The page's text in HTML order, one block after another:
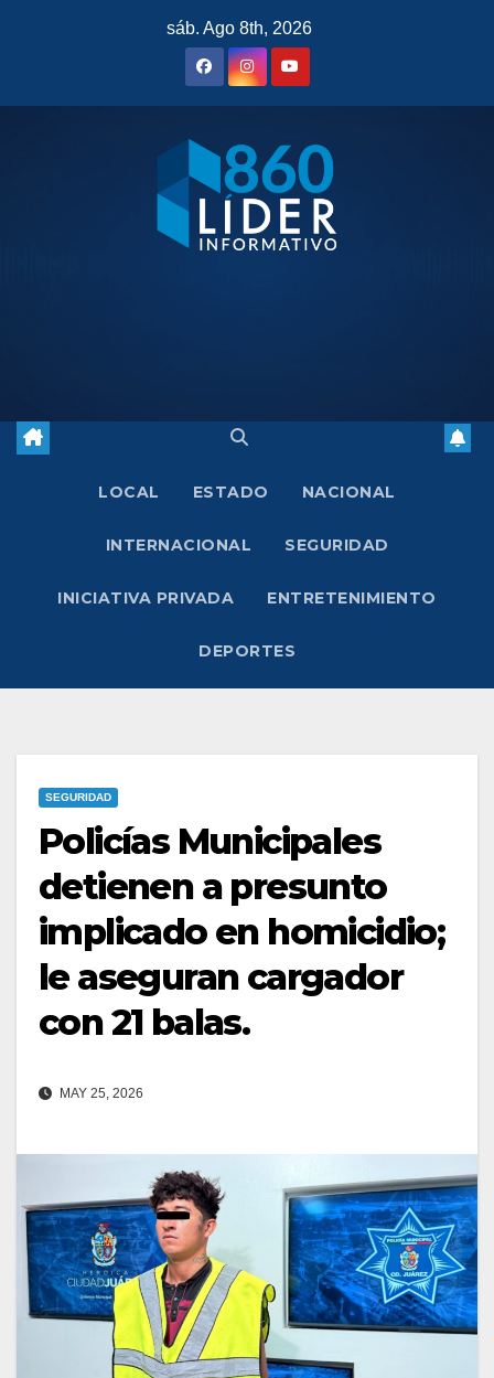
sáb. Ago 8th, 2026
LOCAL ESTADO NACIONAL
INTERNACIONAL SEGURIDAD
INICIATIVA PRIVADA ENTRETENIMIENTO
DEPORTES
SEGURIDAD
Policías Municipales
detienen a presunto
implicado en homicidio;
le aseguran cargador
con 21 balas.
MAY 25, 2026